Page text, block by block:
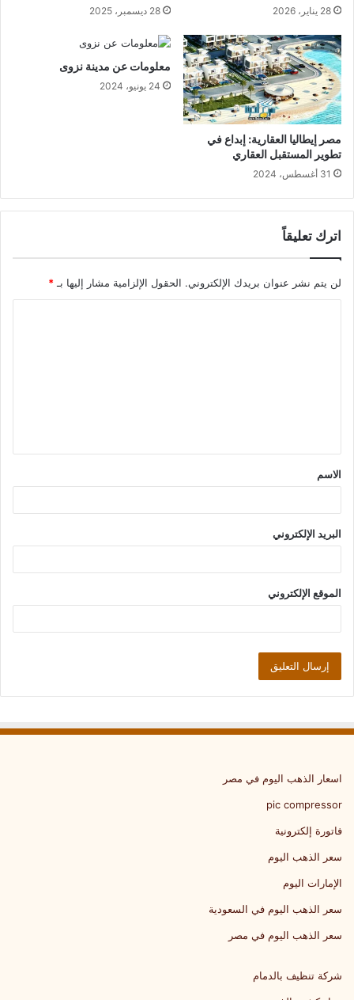
28 يناير، 2026 28 ديسمبر، 2025
مصر إيطاليا العقارية: إبداع في
تطوير المستقبل العقاري
31 أغسطس، 2024
معلومات عن مدينة نزوى
24 يونيو، 2024
اترك تعليقاً
لن يتم نشر عنوان بريدك الإلكتروني. الحقول الإلزامية مشار إليها بـ *
ق
*
الاسم
البريد الإلكتروني
الموقع الإلكتروني
اسعار الذهب اليوم في مصر
pic compressor
فاتورة إلكترونية
سعر الذهب اليوم
الإمارات اليوم
سعر الذهب اليوم في السعودية
سعر الذهب اليوم في مصر
شركة تنظيف بالدمام